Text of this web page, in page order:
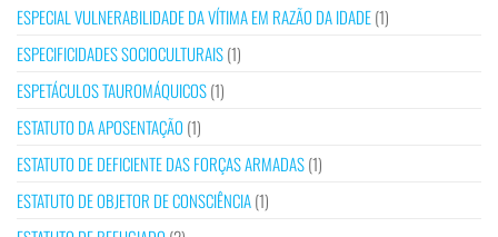
ESPECIAL VULNERABILIDADE DA VÍTIMA EM RAZÃO DA IDADE(1)
ESPECIFICIDADES SOCIOCULTURAIS(1)
ESPETÁCULOS TAUROMÁQUICOS(1)
ESTATUTO DA APOSENTAÇÃO (1)
ESTATUTO DE DEFICIENTE DAS FORÇAS ARMADAS(1)
ESTATUTO DE OBJETOR DE CONSCIÊNCIA(1)